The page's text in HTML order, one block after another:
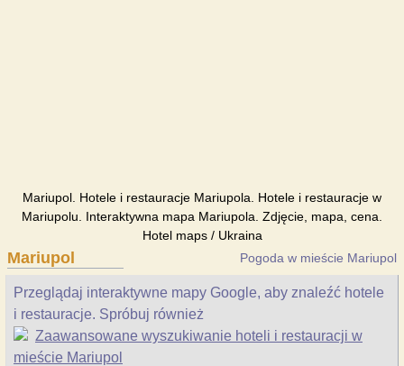
Mariupol. Hotele i restauracje Mariupola. Hotele i restauracje w
Mariupolu. Interaktywna mapa Mariupola. Zdjęcie, mapa, cena.
Hotel maps / Ukraina
Mariupol Pogoda w mieście Mariupol
Przeglądaj interaktywne mapy Google, aby znaleźć hotele
i restauracje. Spróbuj również
Zaawansowane wyszukiwanie hoteli i restauracji w
mieście Mariupol